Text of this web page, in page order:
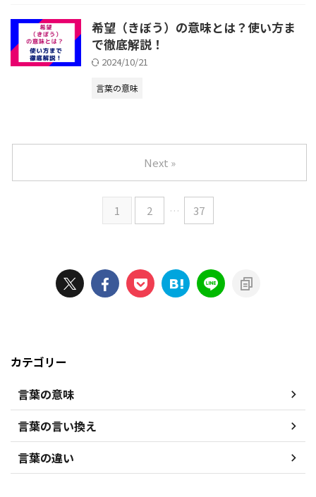
希望（きぼう）の意味とは？使い方ま
で徹底解説！
2024/10/21
言葉の意味
1 2 … 37
Next »
カテゴリー
言葉の意味
言葉の言い換え
言葉の違い